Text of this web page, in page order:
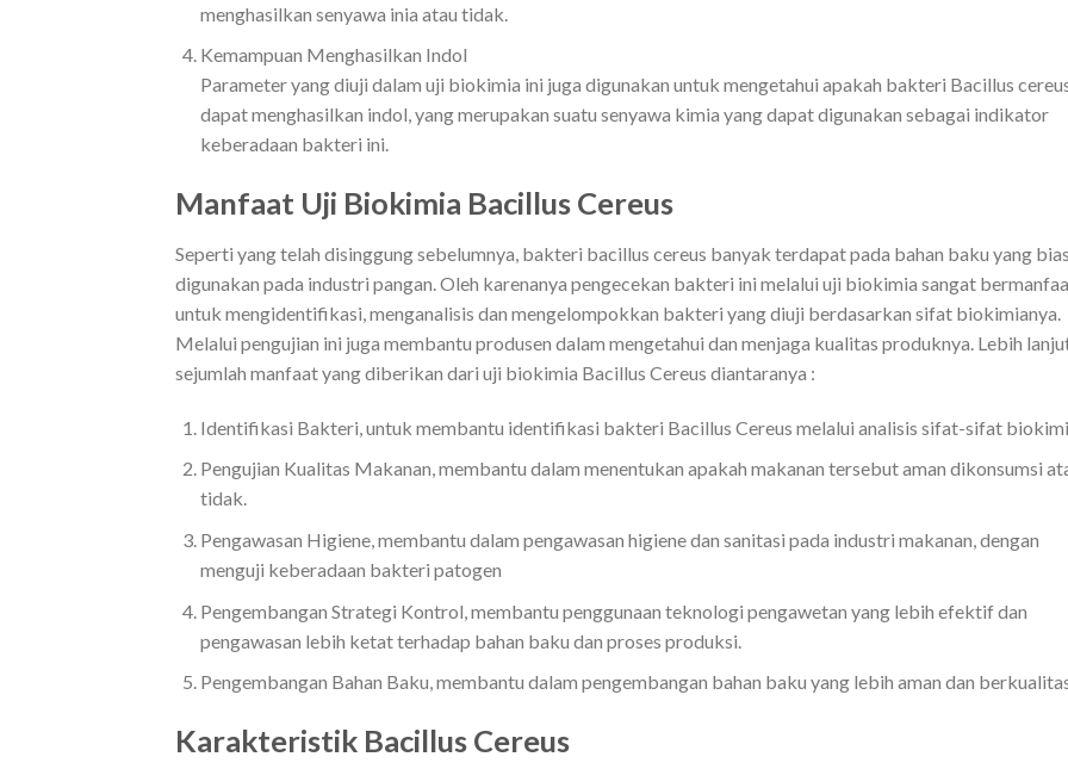
menghasilkan senyawa inia atau tidak.
Kemampuan Menghasilkan Indol
Parameter yang diuji dalam uji biokimia ini juga digunakan untuk mengetahui apakah bakteri Bacillus
dapat menghasilkan indol, yang merupakan suatu senyawa kimia yang dapat digunakan sebagai indikator
keberadaan bakteri ini.
Manfaat Uji Biokimia Bacillus Cereus
Seperti yang telah disinggung sebelumnya, bakteri bacillus cereus banyak terdapat pada bahan baku yang
digunakan pada industri pangan. Oleh karenanya pengecekan bakteri ini melalui uji biokimia sangat
untuk mengidentifikasi, menganalisis dan mengelompokkan bakteri yang diuji berdasarkan sifat biokimianya.
Melalui pengujian ini juga membantu produsen dalam mengetahui dan menjaga kualitas produknya. Lebih
sejumlah manfaat yang diberikan dari uji biokimia Bacillus Cereus diantaranya :
Identifikasi Bakteri, untuk membantu identifikasi bakteri Bacillus Cereus melalui analisis sifat-sifat
Pengujian Kualitas Makanan, membantu dalam menentukan apakah makanan tersebut aman dikonsumsi
tidak.
Pengawasan Higiene, membantu dalam pengawasan higiene dan sanitasi pada industri makanan, dengan
menguji keberadaan bakteri patogen
Pengembangan Strategi Kontrol, membantu penggunaan teknologi pengawetan yang lebih efektif dan
pengawasan lebih ketat terhadap bahan baku dan proses produksi.
Pengembangan Bahan Baku, membantu dalam pengembangan bahan baku yang lebih aman dan
Karakteristik Bacillus Cereus